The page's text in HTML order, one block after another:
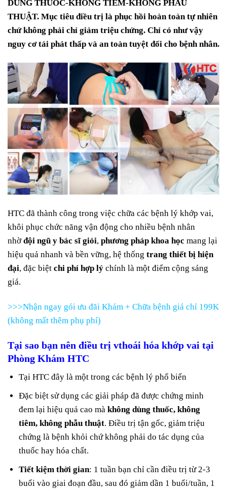
DÙNG THUỐC-KHÔNG TIÊM-KHÔNG PHẪU
THUẬT. Mục tiêu điều trị là phục hồi hoàn toàn tự nhiên
chứ không phải chỉ giảm triệu chứng. Chỉ có như vậy
nguy cơ tái phát thấp và an toàn tuyệt đối cho bệnh nhân.
HTC đã thành công trong việc chữa các bệnh lý khớp vai,
khôi phục chức năng vận động cho nhiều bệnh nhân
nhờđội ngũ y bác sĩ giỏi, phương pháp khoa học mang lại
hiệu quả nhanh và bền vững, hệ thống trang thiết bị hiện
đại, đặc biệt chi phí hợp lý chính là một điểm cộng sáng
giá.
>>>Nhận ngay gói ưu đãi Khám + Chữa bệnh giá chỉ 199K
(không mất thêm phụ phí)
Tại sao bạn nên điều trị vthoái hóa khớp vai tại
Phòng Khám HTC
Tại HTC đây là một trong các bệnh lý phổ biến
Đặc biệt sử dụng các giải pháp đã được chứng minh
đem lại hiệu quả cao màkhông dùng thuốc, không
tiêm, không phẫu thuật. Điều trị tận gốc, giảm triệu
chứng là bệnh khỏi chứ không phải do tác dụng của
thuốc hay hóa chất.
Tiết kiệm thời gian: 1 tuần bạn chỉ cần điều trị từ 2-3
buổi vào giai đoạn đầu, sau đó giảm dần 1 buổi/tuần, 1